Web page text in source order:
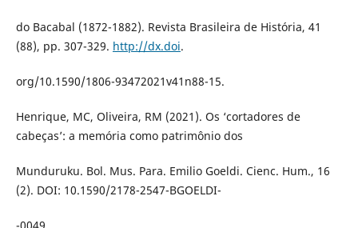
do Bacabal (1872-1882). Revista Brasileira de História, 41
(88), pp. 307-329. http://dx.doi.
org/10.1590/1806-93472021v41n88-15.
Henrique, MC, Oliveira, RM (2021). Os ‘cortadores de
cabeças’: a memória como patrimônio dos
Munduruku. Bol. Mus. Para. Emilio Goeldi. Cienc. Hum., 16
(2). DOI: 10.1590/2178-2547-BGOELDI-
-0049